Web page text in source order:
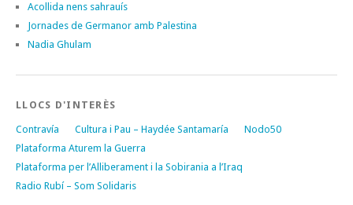
Acollida nens sahrauís
Jornades de Germanor amb Palestina
Nadia Ghulam
LLOCS D'INTERÈS
Contravía Cultura i Pau – Haydée Santamaría
Nodo50
Plataforma Aturem la Guerra
Plataforma per l’Alliberament i la Sobirania a l’Iraq
Radio Rubí – Som Solidaris